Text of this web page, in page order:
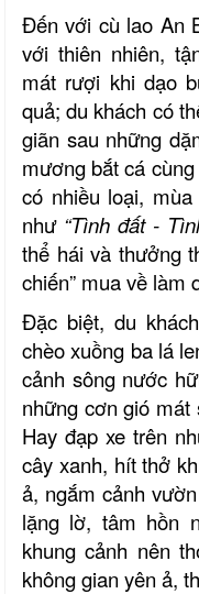
Đến với cù lao An
với thiên nhiên,
mát rượi khi dạo
quả; du khách có
giãn sau những
mương bắt cá
có nhiều loại,
như “Tình đất -
thể hái và thưởng
chiến” mua về làm
Đặc biệt, du
chèo xuồng ba lá
cảnh sông nước
những cơn gió mát
Hay đạp xe trên
cây xanh, hít thở
ả, ngắm cảnh
lặng lờ, tâm hồn
khung cảnh nên
không gian yên ả,